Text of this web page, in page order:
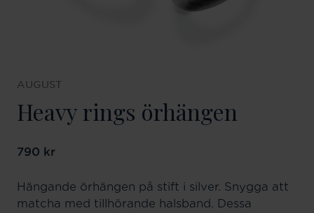
AUGUST
Heavy rings örhängen
Pris:790 kr
790 kr
Hängande örhängen på stift i silver. Snygga att
matcha med tillhörande halsband. Dessa